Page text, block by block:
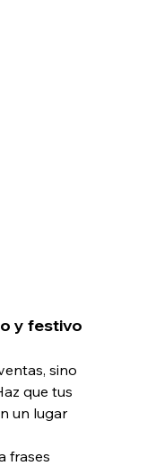
y festivo
sino
que tus
un lugar
frases